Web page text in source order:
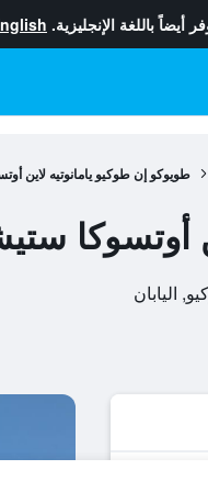
أيضاً باللغة الإنجليزية.
طويوكو إن طوكيو يامانوتيه لاين